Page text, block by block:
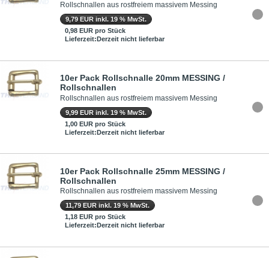
Rollschnallen aus rostfreiem massivem Messing
9,79 EUR inkl. 19 % MwSt.
0,98 EUR pro Stück
Lieferzeit:Derzeit nicht lieferbar
10er Pack Rollschnalle 20mm MESSING /
Rollschnallen
Rollschnallen aus rostfreiem massivem Messing
9,99 EUR inkl. 19 % MwSt.
1,00 EUR pro Stück
Lieferzeit:Derzeit nicht lieferbar
10er Pack Rollschnalle 25mm MESSING /
Rollschnallen
Rollschnallen aus rostfreiem massivem Messing
11,79 EUR inkl. 19 % MwSt.
1,18 EUR pro Stück
Lieferzeit:Derzeit nicht lieferbar